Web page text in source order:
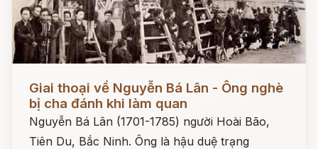
Giai thoại về Nguyễn Bá Lân - Ông nghè
bị cha đánh khi làm quan
Nguyễn Bá Lân (1701-1785) người Hoài Bão,
Tiên Du, Bắc Ninh. Ông là hậu duệ trạng